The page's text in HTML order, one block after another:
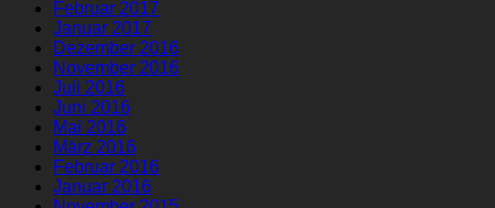
Februar 2017
Januar 2017
Dezember 2016
November 2016
Juli 2016
Juni 2016
Mai 2016
März 2016
Februar 2016
Januar 2016